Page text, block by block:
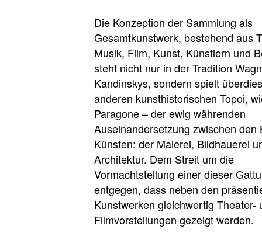
Die Konzeption der Sammlung als
Gesamtkunstwerk, bestehend aus
Musik, Film, Kunst, Künstlern und
steht nicht nur in der Tradition
Kandinskys, sondern spielt
anderen kunsthistorischen Topoi,
Paragone – der ewig währenden
Auseinandersetzung zwischen den
Künsten: der Malerei, Bildhauerei
Architektur. Dem Streit um die
Vormachtstellung einer dieser
entgegen, dass neben den
Kunstwerken gleichwertig Theater-
Filmvorstellungen gezeigt werden.